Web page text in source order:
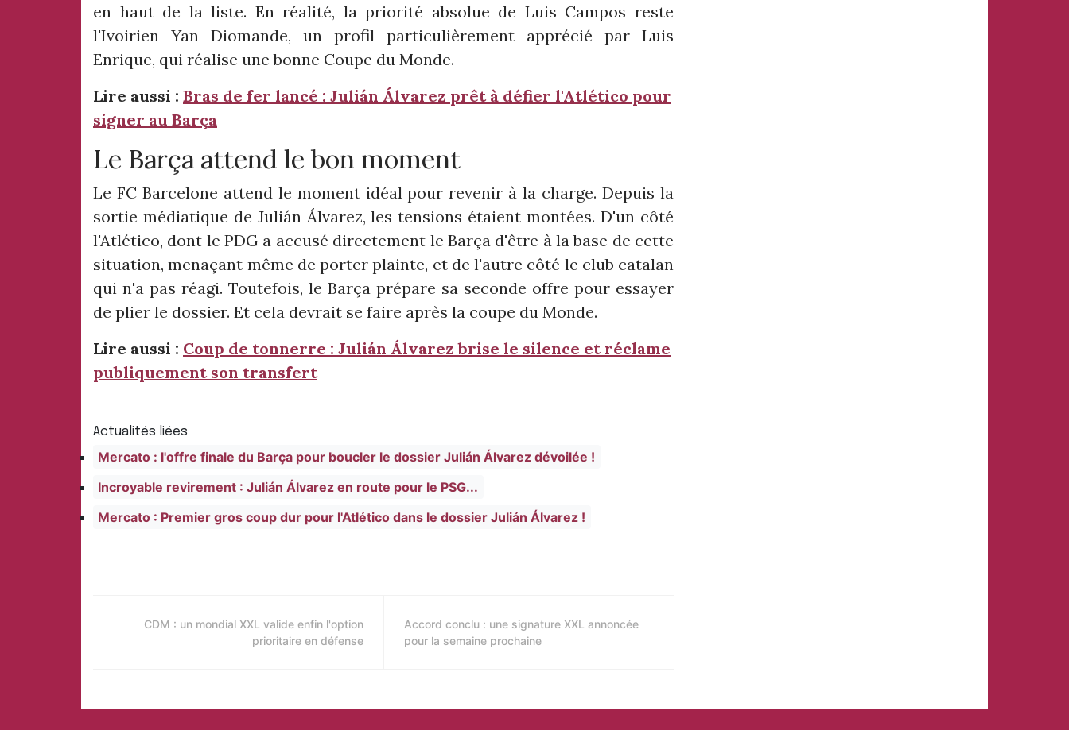
en haut de la liste. En réalité, la priorité absolue de Luis Campos reste
l'Ivoirien Yan Diomande, un profil particulièrement apprécié par Luis
Enrique, qui réalise une bonne Coupe du Monde.
Lire aussi : Bras de fer lancé : Julián Álvarez prêt à défier l'Atlético pour
signer au Barça
Le Barça attend le bon moment
Le FC Barcelone attend le moment idéal pour revenir à la charge. Depuis la
sortie médiatique de Julián Álvarez, les tensions étaient montées. D'un côté
l'Atlético, dont le PDG a accusé directement le Barça d'être à la base de cette
situation, menaçant même de porter plainte, et de l'autre côté le club catalan
qui n'a pas réagi. Toutefois, le Barça prépare sa seconde offre pour essayer
de plier le dossier. Et cela devrait se faire après la coupe du Monde.
Lire aussi : Coup de tonnerre : Julián Álvarez brise le silence et réclame
publiquement son transfert
Actualités liées
Mercato : l'offre finale du Barça pour boucler le dossier Julián Álvarez dévoilée !
Incroyable revirement : Julián Álvarez en route pour le PSG...
Mercato : Premier gros coup dur pour l'Atlético dans le dossier Julián Álvarez !
CDM : un mondial XXL valide enfin l'option
prioritaire en défense
Accord conclu : une signature XXL annoncée
pour la semaine prochaine